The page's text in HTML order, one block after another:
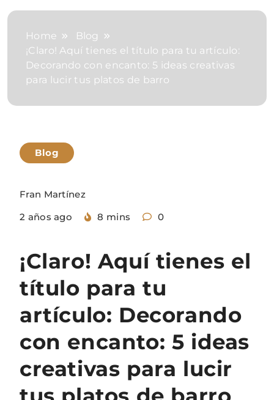
Home
Blog
¡Claro! Aquí tienes el título para tu artículo:
Decorando con encanto: 5 ideas creativas
para lucir tus platos de barro
Blog
Fran Martínez
2 años ago
8 mins 0
¡Claro! Aquí tienes el
título para tu
artículo: Decorando
con encanto: 5 ideas
creativas para lucir